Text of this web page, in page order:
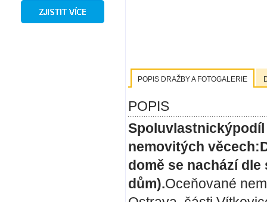
POPIS DRAŽBY A FOTOGALERIE
POPIS
nemovitých věcech:
domě se nachází
dům).Oceňované